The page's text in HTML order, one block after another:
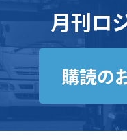
月刊ロ
購読の